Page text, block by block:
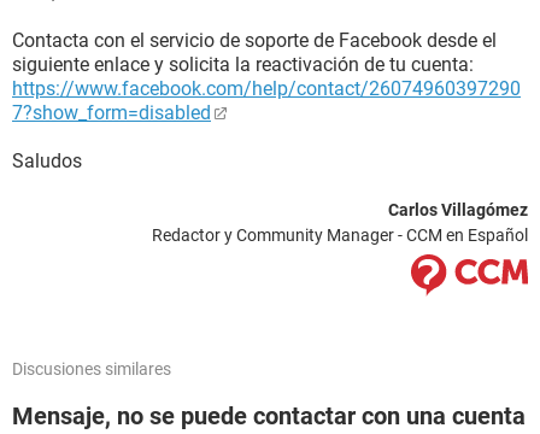
Contacta con el servicio de soporte de Facebook desde el
siguiente enlace y solicita la reactivación de tu cuenta:
https://www.facebook.com/help/contact/26074960397290
7?show_form=disabled
Saludos
Carlos Villagómez
Redactor y Community Manager - CCM en Español
Discusiones similares
Mensaje, no se puede contactar con una cuenta